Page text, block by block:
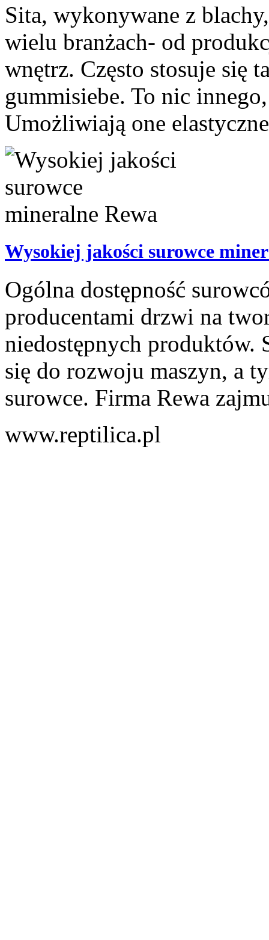
Sita, wykonywane z
wielu branżach- od
wnętrz. Często stosuje się
gummisiebe. To nic
Umożliwiają one
Wysokiej jakości surowce
Ogólna dostępność
producentami drzwi na
niedostępnych produktów.
się do rozwoju maszyn, a
surowce. Firma Rewa
www.reptilica.pl